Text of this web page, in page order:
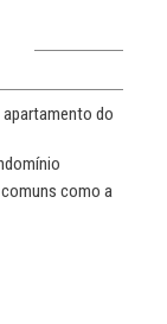
do
como a